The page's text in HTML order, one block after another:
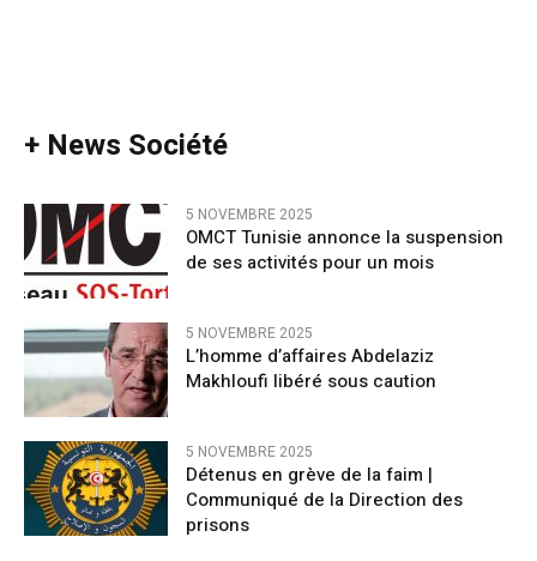
+ News Société
5 NOVEMBRE 2025
OMCT Tunisie annonce la suspension
de ses activités pour un mois
5 NOVEMBRE 2025
L’homme d’affaires Abdelaziz
Makhloufi libéré sous caution
5 NOVEMBRE 2025
Détenus en grève de la faim |
Communiqué de la Direction des
prisons